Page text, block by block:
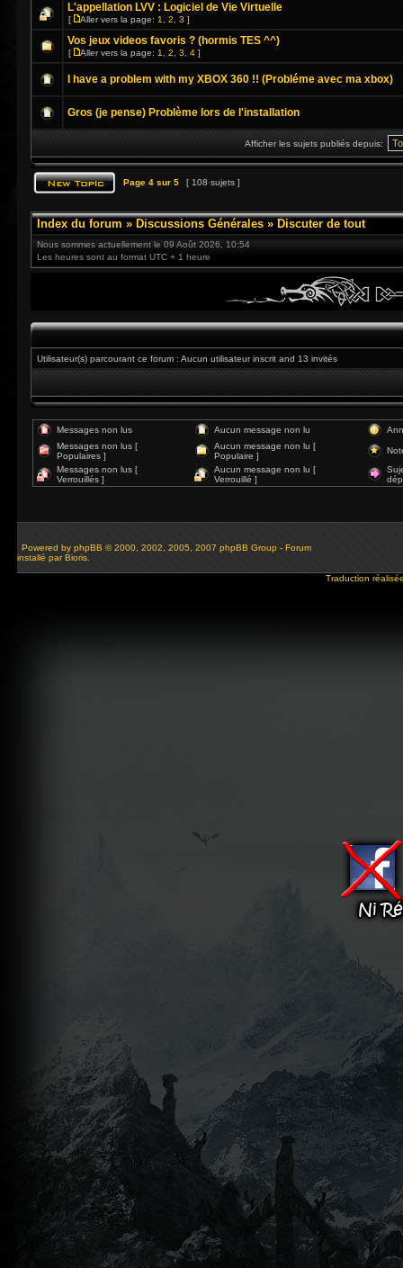
L'appellation LVV : Logiciel de Vie Virtuelle
[ Aller vers la page: 1 2 3 ]
Vos jeux videos favoris ? (hormis TES ^^)
[ Aller vers la page: 1 2 3 4 ]
I have a problem with my XBOX 360 !! (Probléme avec ma xbox)
Gros (je pense) Problème lors de l'installation
Afficher les sujets publiés depuis:
Page 4 sur 5 [ 108 sujets ]
Index du forum » Discussions Générales » Discuter de tout
Nous sommes actuellement le 09 Août 2026, 10:54
Les heures sont au format UTC + 1 heure
Utilisateur(s) parcourant ce forum : Aucun utilisateur inscrit and 13 invités
Messages non lus Aucun message non lu
Messages non lus [
Populaires ]
Aucun message non lu [
Populaire ]
Messages non lus [
Verrouillés ]
Aucun message non lu [
Verrouillé ]
Powered by phpBB © 2000, 2002, 2005, 2007 phpBB Group - Forum
installé par Bioris.
Traduction